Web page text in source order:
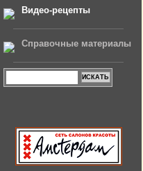
Видео-рецепты
Справочные материалы